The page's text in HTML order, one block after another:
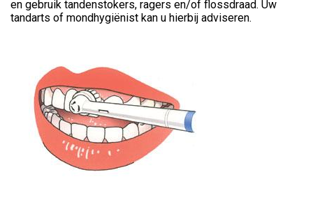
en gebruik tandenstokers, ragers en/of flossdraad. Uw
tandarts of mondhygiënist kan u hierbij adviseren.